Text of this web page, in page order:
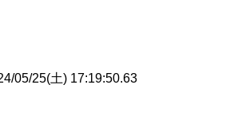
05/25(土) 17:19:50.63